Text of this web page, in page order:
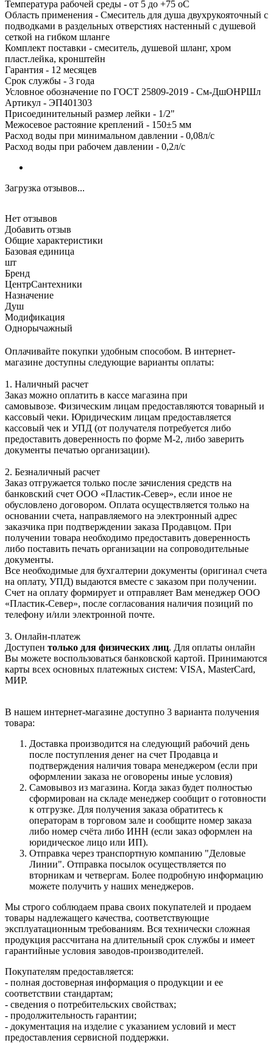
Температура рабочей среды - от 5 до +75 oC
Область применения - Смеситель для душа двухрукояточный с
подводками в раздельных отверстиях настенный с душевой
сеткой на гибком шланге
Комплект поставки - смеситель, душевой шланг, хром
пласт.лейка, кронштейн
Гарантия - 12 месяцев
Срок службы - 3 года
Условное обозначение по ГОСТ 25809-2019 - См-ДшОНРШл
Артикул - ЭП401303
Присоединительный размер лейки - 1/2"
Межосевое растояние креплений - 150±5 мм
Расход воды при минимальном давлении - 0,08л/с
Расход воды при рабочем давлении - 0,2л/с
Загрузка отзывов...
Нет отзывов
Добавить отзыв
Общие характеристики
Базовая единица
шт
Бренд
ЦентрСантехники
Назначение
Душ
Модификация
Однорычажный
Оплачивайте покупки удобным способом. В интернет-
магазине доступны следующие варианты оплаты:
1. Наличный расчет
Заказ можно оплатить в кассе магазина при
самовывозе. Физическим лицам предоставляются товарный и
кассовый чеки. Юридическим лицам предоставляется
кассовый чек и УПД (от получателя потребуется либо
предоставить доверенность по форме М-2, либо заверить
документы печатью организации).
2. Безналичный расчет
Заказ отгружается только после зачисления средств на
банковский счет ООО «Пластик-Север», если иное не
обусловлено договором. Оплата осуществляется только на
основании счета, направляемого на электронный адрес
заказчика при подтверждении заказа Продавцом. При
получении товара необходимо предоставить доверенность
либо поставить печать организации на сопроводительные
документы.
Все необходимые для бухгалтерии документы (оригинал счета
на оплату, УПД) выдаются вместе с заказом при получении.
Счет на оплату формирует и отправляет Вам менеджер ООО
«Пластик-Север», после согласования наличия позиций по
телефону и/или электронной почте.
3. Онлайн-платеж
Доступен только для физических лиц. Для оплаты онлайн
Вы можете воспользоваться банковской картой. Принимаются
карты всех основных платежных систем: VISA, MasterCard,
МИР.
В нашем интернет-магазине доступно 3 варианта получения
товара:
Доставка производится на следующий рабочий день
после поступления денег на счет Продавца и
подтверждения наличия товара менеджером (если при
оформлении заказа не оговорены иные условия)
Самовывоз из магазина. Когда заказ будет полностью
сформирован на складе менеджер сообщит о готовности
к отгрузке. Для получения заказа обратитесь к
операторам в торговом зале и сообщите номер заказа
либо номер счёта либо ИНН (если заказ оформлен на
юридическое лицо или ИП).
Отправка через транспортную компанию "Деловые
Линии". Отправка посылок осуществляется по
вторникам и четвергам. Более подробную информацию
можете получить у наших менеджеров.
Мы строго соблюдаем права своих покупателей и продаем
товары надлежащего качества, соответствующие
эксплуатационным требованиям. Вся технически сложная
продукция рассчитана на длительный срок службы и имеет
гарантийные условия заводов-производителей.
Покупателям предоставляется:
- полная достоверная информация о продукции и ее
соответствии стандартам;
- сведения о потребительских свойствах;
- продолжительность гарантии;
- документация на изделие с указанием условий и мест
предоставления сервисной поддержки.